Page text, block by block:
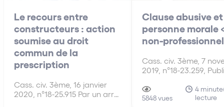
Le recours entre
constructeurs : action
soumise au droit
commun de la
prescription
Cass. civ. 3ème, 16 janvier
2020, n°18-25.915 Par un arrêt
Clause abusive et
personne morale
non-
Cass. civ. 3ème, 7
2019, n°18-23.259,
L.212-1 et L.212-2 du
la consommation,
5848 vues
4
lecture